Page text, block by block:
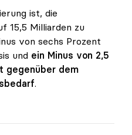
ist, die
15,5 Milliarden zu
von sechs Prozent
und ein Minus von 2,5
gegenüber dem
.
Universitäten